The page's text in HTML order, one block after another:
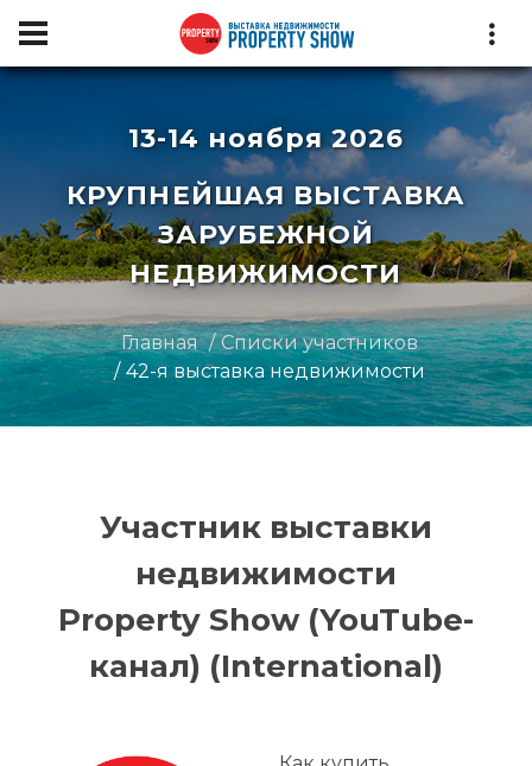
13-14 ноября 2026
КРУПНЕЙШАЯ ВЫСТАВКА
ЗАРУБЕЖНОЙ
НЕДВИЖИМОСТИ
Главная
Списки участников
42-я выставка недвижимости
Участник выставки
недвижимости
Property Show (YouTube-
канал) (International)